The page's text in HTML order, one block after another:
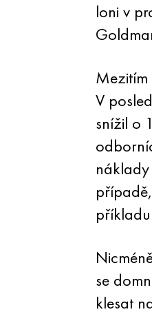
loni v
Mezitím
V
snížil o
se
klesat